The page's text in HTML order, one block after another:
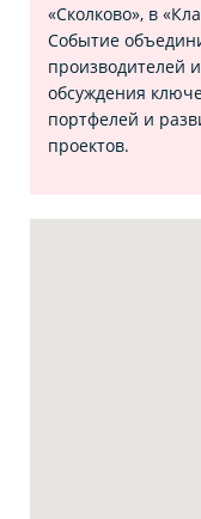
«Сколково», в
Событие
производителей
обсуждения
портфелей и
проектов.